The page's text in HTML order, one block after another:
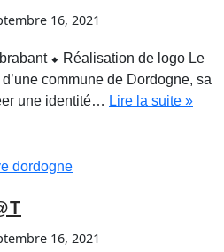
16, 2021
⬥ Réalisation de logo Le
commune de Dordogne, sa
une identité… Lire la suite »
16, 2021